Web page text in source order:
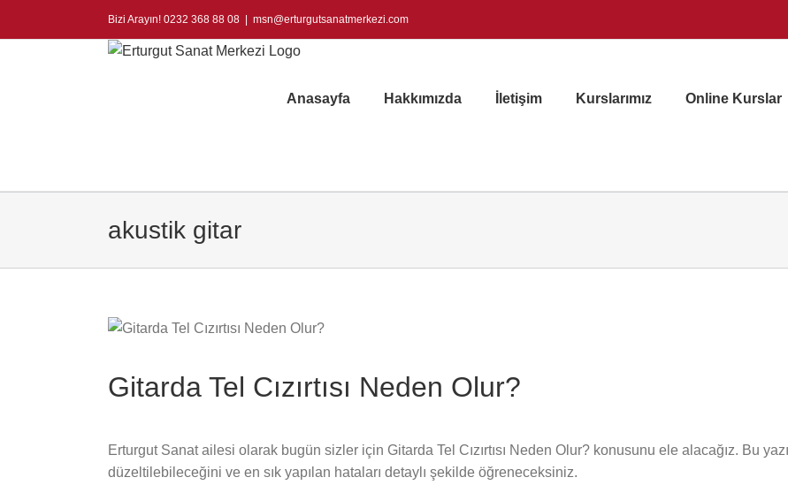
Bizi Arayın! 0232 368 88 08 msn@erturgutsanatmerkezi.com
Anasayfa Hakkımızda İletişim Kurslarımız Online Kurslar
akustik gitar
Gitarda Tel Cızırtısı Neden Olur?
Erturgut Sanat ailesi olarak bugün sizler için Gitarda Tel Cızırtısı Neden Olur? konusunu ele alacağız. Bu
düzeltilebileceğini ve en sık yapılan hataları detaylı şekilde öğreneceksiniz.